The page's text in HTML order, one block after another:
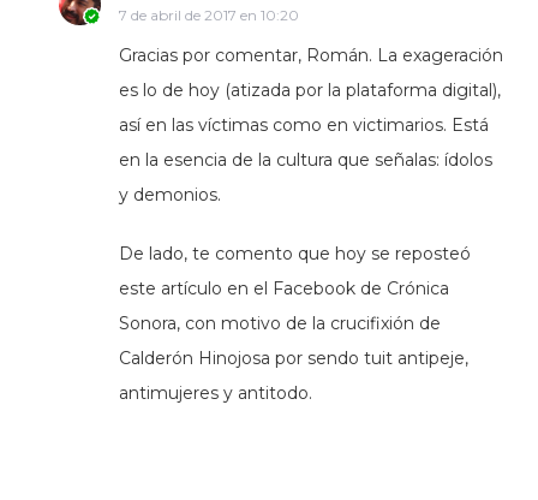
7 de abril de 2017 en 10:20
Gracias por comentar, Román. La exageración
es lo de hoy (atizada por la plataforma digital),
así en las víctimas como en victimarios. Está
en la esencia de la cultura que señalas: ídolos
y demonios.
De lado, te comento que hoy se reposteó
este artículo en el Facebook de Crónica
Sonora, con motivo de la crucifixión de
Calderón Hinojosa por sendo tuit antipeje,
antimujeres y antitodo.